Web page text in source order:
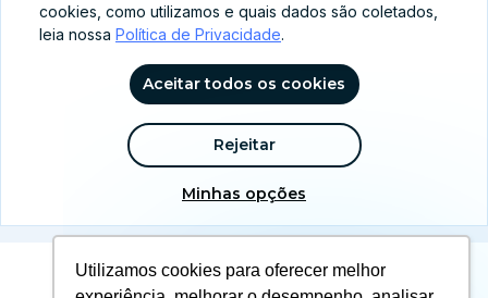
Utilizamos cookies para oferecer melhor
abr 8, 2026
Família Brasileira no Centro: Como PT e PL
ajustam seus discursos para 2026?
cookies, como utilizamos e quais dados são coletados,
leia nossa Política de Privacidade.
Aceitar todos os cookies
Rejeitar
Minhas opções